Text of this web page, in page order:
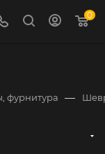
0
фурнитура —